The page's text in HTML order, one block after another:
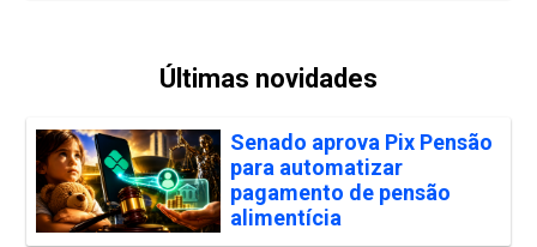
Últimas novidades
Senado aprova Pix Pensão
para automatizar
pagamento de pensão
alimentícia